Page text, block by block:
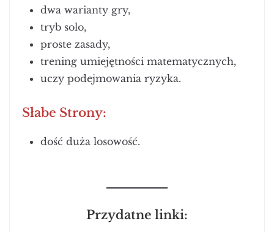
dwa warianty gry,
tryb solo,
proste zasady,
trening umiejętności matematycznych,
uczy podejmowania ryzyka.
Słabe Strony:
dość duża losowość.
Przydatne linki: